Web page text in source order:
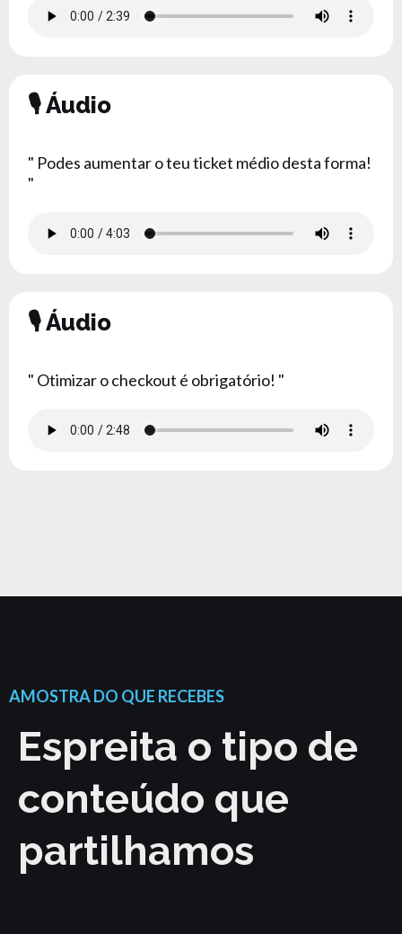
🎙 Áudio
" Podes aumentar o teu ticket médio desta forma!
"
🎙 Áudio
" Otimizar o checkout é obrigatório! "
AMOSTRA DO QUE RECEBES
Espreita o tipo de
conteúdo que
partilhamos